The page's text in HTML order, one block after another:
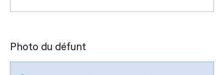
Photo du défunt